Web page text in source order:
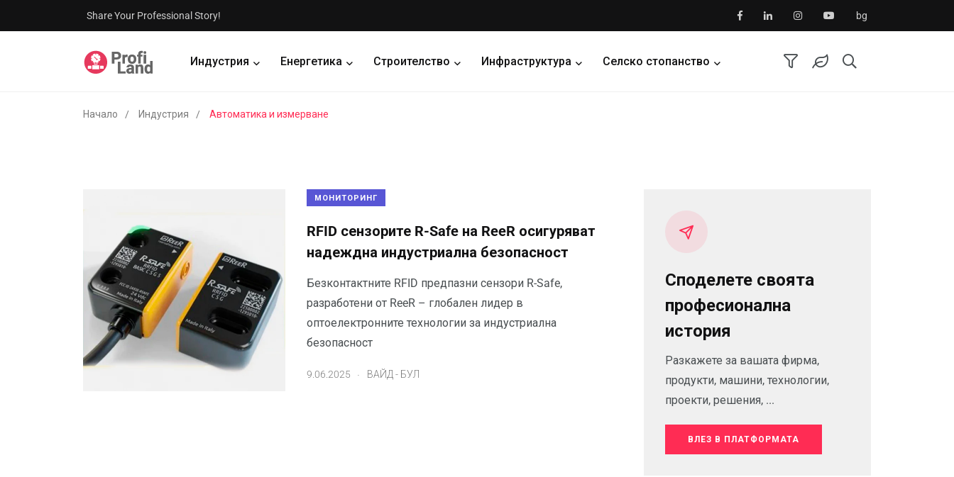
Share Your Professional Story! bg
Индустрия Енергетика Строителство Инфраструктура Селско стопанство
Начало Индустрия Автоматика и измерване
МОНИТОРИНГ
RFID сензорите R-Safe на ReeR осигуряват
надеждна индустриална безопасност
Безконтактните RFID предпазни сензори R-Safe,
разработени от ReeR – глобален лидер в
оптоелектронните технологии за индустриална
безопасност
9.06.2025 ВАЙД - БУЛ
Споделете своята
професионална
история
Разкажете за вашата фирма,
продукти, машини, технологии,
проекти, решения, ...
ВЛЕЗ В ПЛАТФОРМАТА